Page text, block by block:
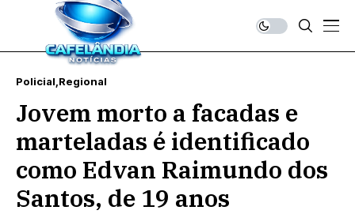
Policial Regional
Jovem morto a facadas e
marteladas é identificado
como Edvan Raimundo dos
Santos, de 19 anos